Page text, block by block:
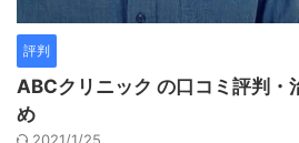
評判
ABCクリニック の口コミ評判・
め